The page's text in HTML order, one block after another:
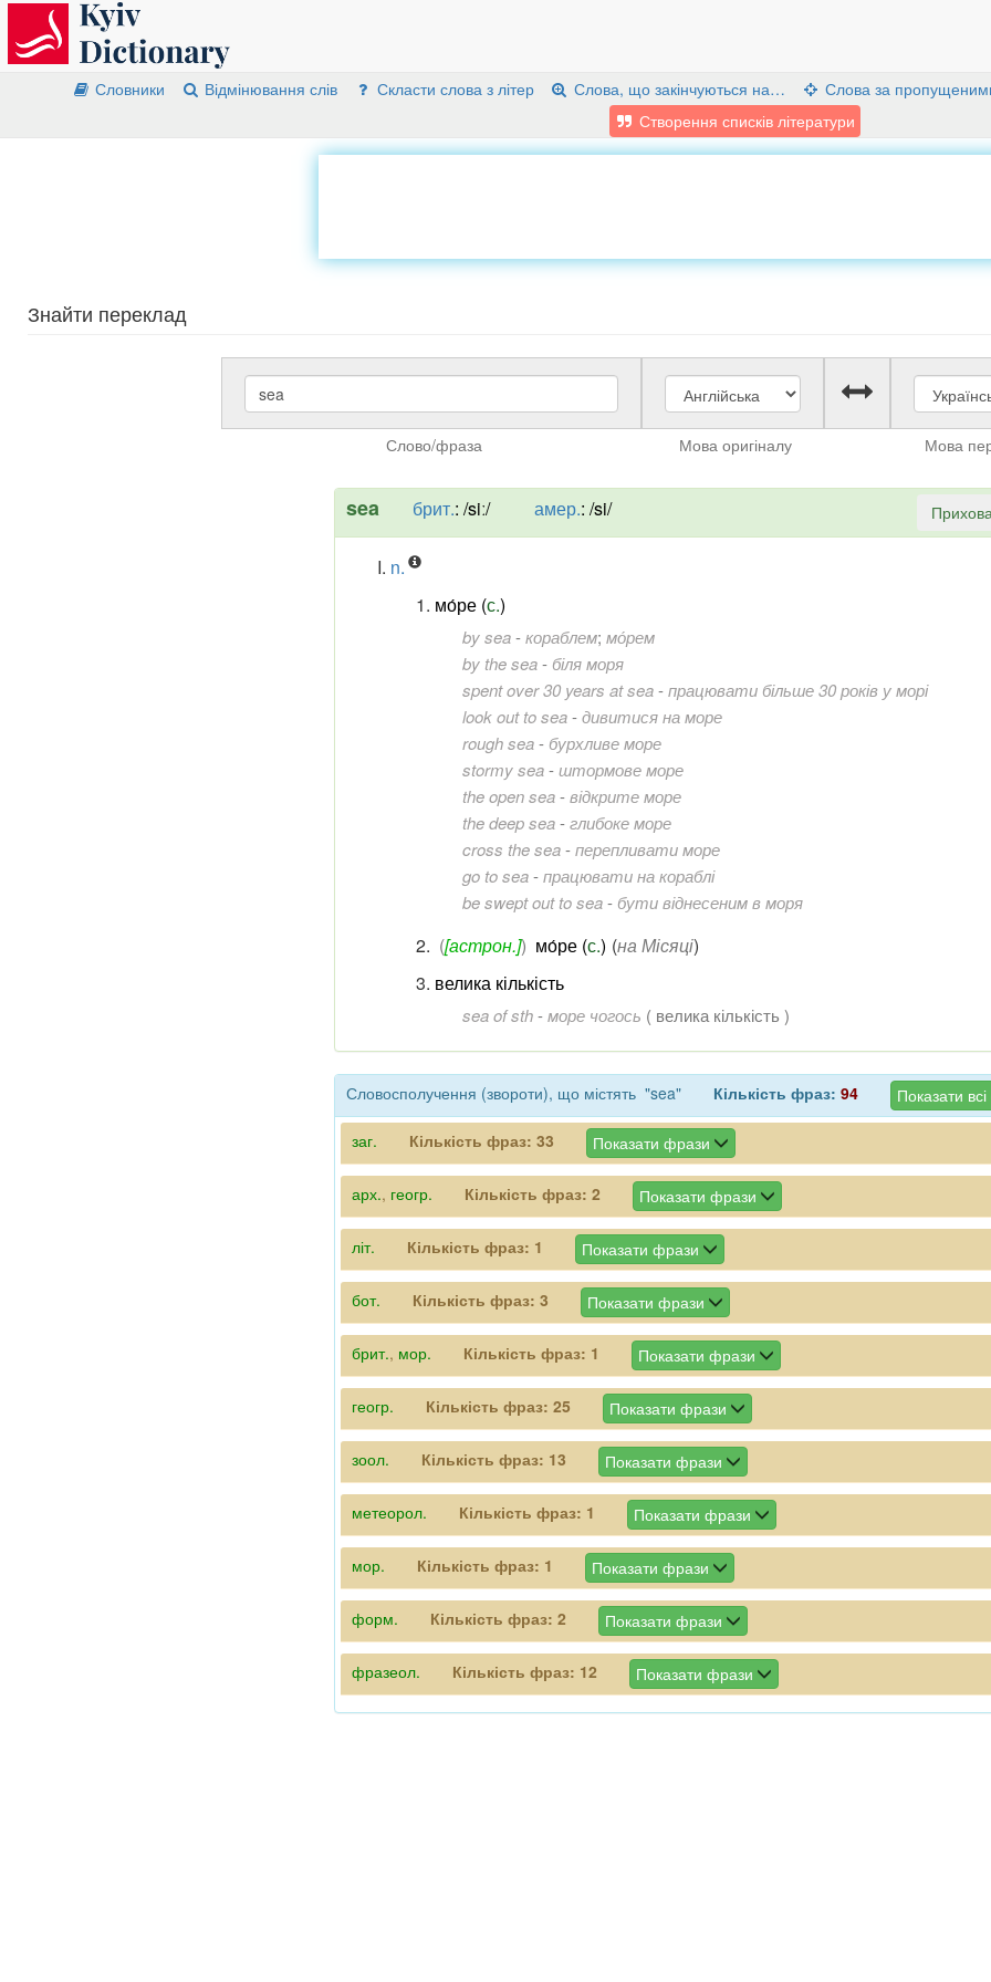
Словники Відмінювання слів Скласти слова з літер Слова, що закінчуються на… Слова за
Створення списків літератури
Знайти переклад
Слово/фраза Мова оригіналу Мова
sea брит.: /siː/ амер.: /si/
n.
мо́ре (с.)
by sea-кораблем; мо́рем
by the sea- біля моря
spent over 30 years at sea-працювати більше 30 років у морі
look out to sea-дивитися на море
rough sea- бурхливе море
stormy sea-штормове море
the open sea-відкрите море
the deep sea-глибоке море
cross the sea-перепливати море
go to sea-працювати на кораблі
be swept out to sea- бути віднесеним в моря
([астрон.]) мо́ре (с.) (на Місяці)
велика кількість
sea of sth-море чогось ( велика кількість )
Словосполучення (звороти), що містять "sea" Кількість фраз: 94 Показати
заг. Кількість фраз: 33 Показати фрази
арх., геогр. Кількість фраз: 2 Показати фрази
літ. Кількість фраз: 1 Показати фрази
бот. Кількість фраз: 3 Показати фрази
брит., мор. Кількість фраз: 1 Показати фрази
геогр. Кількість фраз: 25 Показати фрази
зоол. Кількість фраз: 13 Показати фрази
метеорол. Кількість фраз: 1 Показати фрази
мор. Кількість фраз: 1 Показати фрази
форм. Кількість фраз: 2 Показати фрази
фразеол. Кількість фраз: 12 Показати фрази